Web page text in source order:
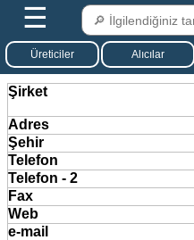
☰
Üreticiler Alıcılar
Şirket
Adres
Şehir
Telefon
Telefon - 2
Fax
Web
e-mail